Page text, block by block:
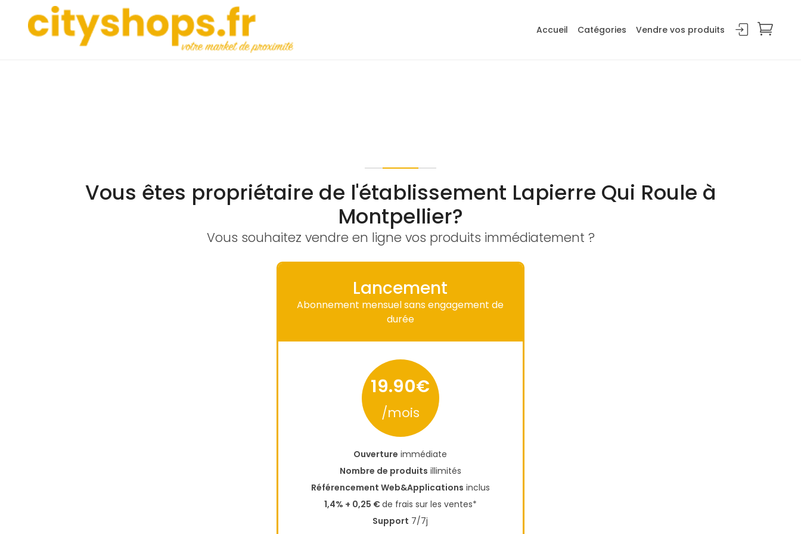
Accueil Catégories Vendre vos produits
Vous êtes propriétaire de l'établissement Lapierre Qui Roule à
Montpellier?
Vous souhaitez vendre en ligne vos produits immédiatement ?
Lancement
Abonnement mensuel sans engagement de
durée
19.90€
/mois
Ouverture immédiate
Nombre de produits illimités
Référencement Web&Applications inclus
1,4% + 0,25 €de frais sur les ventes*
Support 7/7j